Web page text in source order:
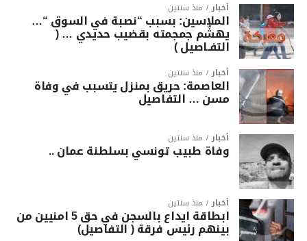
أخبار منذ سنتين
الملاسين: بسبب “نصبة في السوق “…
يهشّم جمجمته بقضيب حديدي … (
التفـاصيل )
أخبار منذ سنتين
العاصمة: حريق بمنزل يتسبب في وفاة
مسن … التفاصيل
أخبار منذ سنتين
وفاة طبيب تونسي بسلطنة عمان ..
أخبار منذ سنتين
ابطاقة ايداع بالسجن في حق 5 امنيين من
بينهم رئيس فرقة ( التفاصيل)